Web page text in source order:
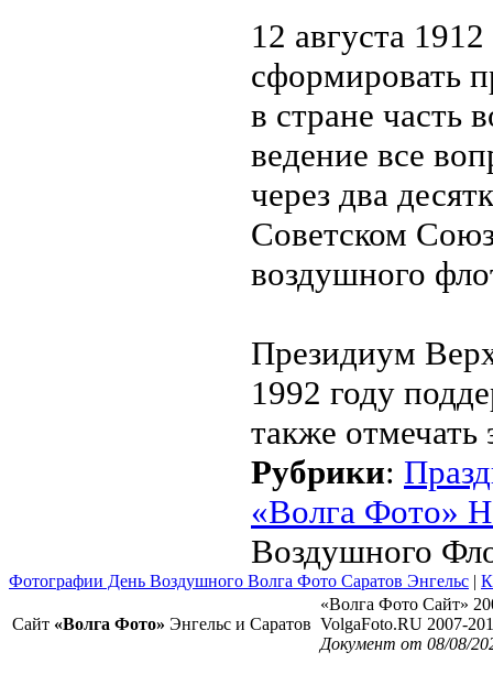
12 августа
сформировать
в стране часть
ведение все
через два
Советском
воздушного
Президиум
1992 году
также
Рубрики:
«Волга Фото»
Воздушного
Фотографии День Воздушного Волга Фото Саратов Энгельс |
Сайт «Волга Фото» Энгельс и Саратов
«Волга Фото Сайт»
VolgaFoto.RU 2007-
Документ от 08/08/